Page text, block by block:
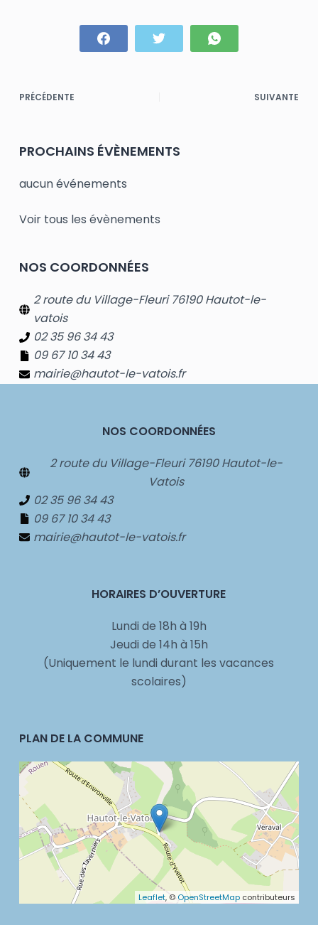
PRÉCÉDENTE SUIVANTE
PROCHAINS ÉVÈNEMENTS
aucun événements
Voir tous les évènements
NOS COORDONNÉES
2 route du Village-Fleuri 76190 Hautot-le-
vatois
02 35 96 34 43
09 67 10 34 43
mairie@hautot-le-vatois.fr
NOS COORDONNÉES
2 route du Village-Fleuri 76190 Hautot-le-
Vatois
02 35 96 34 43
09 67 10 34 43
mairie@hautot-le-vatois.fr
HORAIRES D’OUVERTURE
Lundi de 18h à 19h
Jeudi de 14h à 15h
(Uniquement le lundi durant les vacances
scolaires)
PLAN DE LA COMMUNE
Leaflet, © OpenStreetMap contributeurs